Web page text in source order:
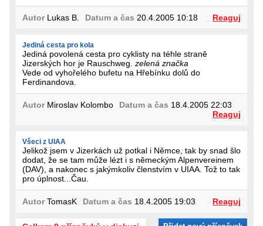
AutorLukas B. Datum a čas 20.4.2005 10:18 Reaguj
Jediná cesta pro kola
Jediná povolená cesta pro cyklisty na téhle straně
Jizerských hor je Rauschweg. zelená značka
Vede od vyhořelého bufetu na Hřebínku dolů do
Ferdinandova.
AutorMiroslav Kolombo Datum a čas 18.4.2005 22:03
Reaguj
Všeci z UIAA
Jelikož jsem v Jizerkách už potkal i Němce, tak by snad šlo
dodat, že se tam může lézt i s německým Alpenvereinem
(DAV), a nakonec s jakýmkoliv členstvím v UIAA. Tož to tak
pro úplnost...Čau.
AutorTomasK Datum a čas 18.4.2005 19:03 Reaguj